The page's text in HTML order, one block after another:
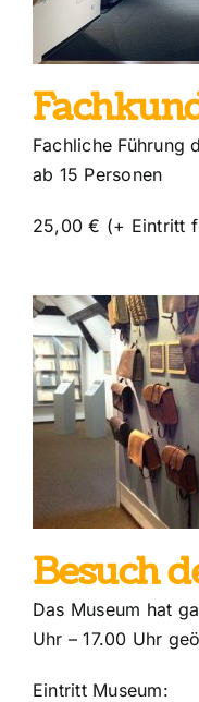
Fachliche Führung
ab 15 Personen
25,00 € (+ Eintritt
Besuch
Das Museum hat
Uhr – 17.00 Uhr
Eintritt Museum: